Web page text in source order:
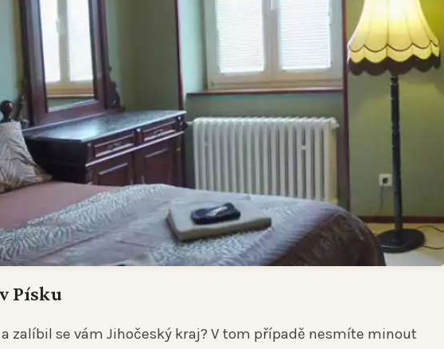
Písku
zalíbil se vám Jihočeský kraj? V tom případě nesmíte minout